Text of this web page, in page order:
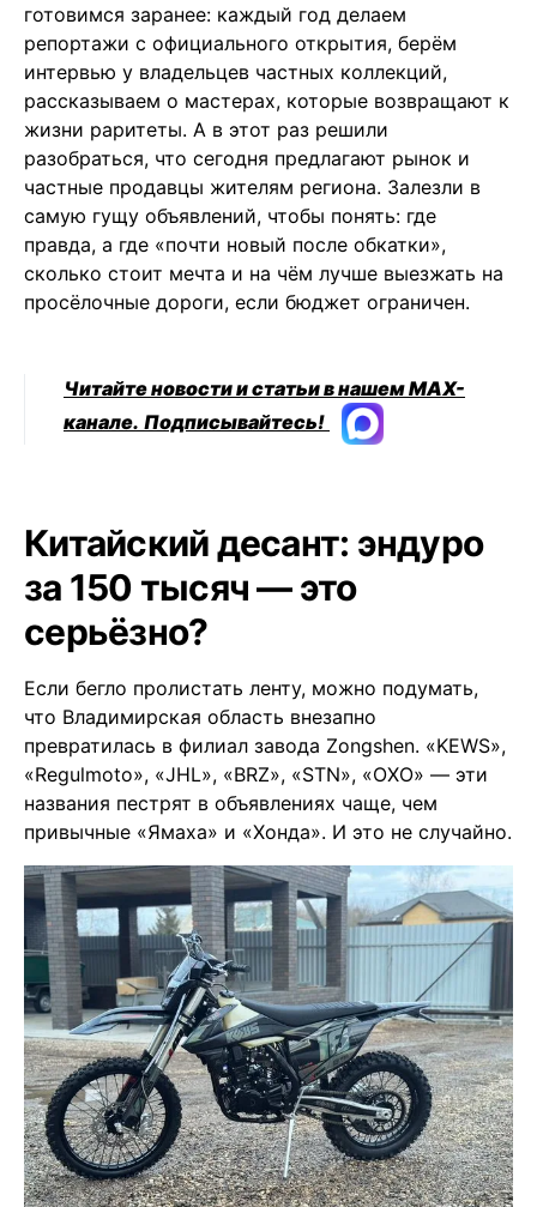
готовимся заранее: каждый год делаем
репортажи с официального открытия, берём
интервью у владельцев частных коллекций,
рассказываем о мастерах, которые возвращают к
жизни раритеты. А в этот раз решили
разобраться, что сегодня предлагают рынок и
частные продавцы жителям региона. Залезли в
самую гущу объявлений, чтобы понять: где
правда, а где «почти новый после обкатки»,
сколько стоит мечта и на чём лучше выезжать на
просёлочные дороги, если бюджет ограничен.
Читайте новости и статьи в нашем MAX-
канале. Подписывайтесь!
Китайский десант: эндуро
за 150 тысяч — это
серьёзно?
Если бегло пролистать ленту, можно подумать,
что Владимирская область внезапно
превратилась в филиал завода Zongshen. «KEWS»,
«Regulmoto», «JHL», «BRZ», «STN», «OXO» — эти
названия пестрят в объявлениях чаще, чем
привычные «Ямаха» и «Хонда». И это не случайно.